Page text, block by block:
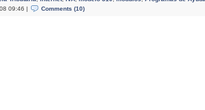
09:46 |
Comments (10)